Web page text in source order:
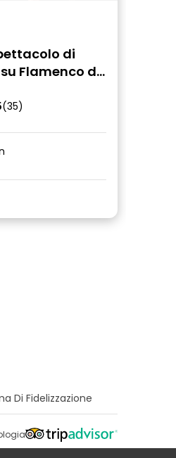
di
Flamenco de
(35)
Di Fidelizzazione